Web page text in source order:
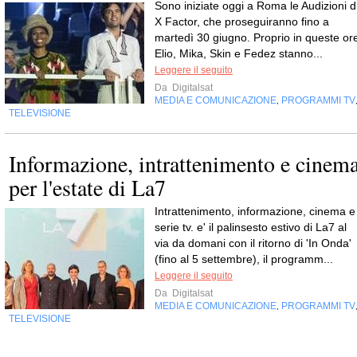
Sono iniziate oggi a Roma le Audizioni
X Factor, che proseguiranno fino a
martedì 30 giugno. Proprio in queste
Elio, Mika, Skin e Fedez stanno...
Leggere il seguito
Da Digitalsat
MEDIA E COMUNICAZIONE PROGRAMMI TV
TELEVISIONE
Informazione, intrattenimento e
per l'estate di La7
Intrattenimento, informazione, cinema e
serie tv. e' il palinsesto estivo di La7 al
via da domani con il ritorno di 'In Onda'
(fino al 5 settembre), il programm...
Leggere il seguito
Da Digitalsat
MEDIA E COMUNICAZIONE PROGRAMMI TV
TELEVISIONE